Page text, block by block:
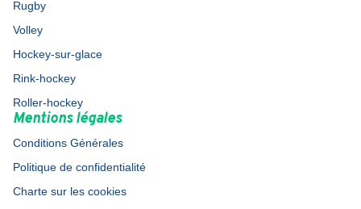
Rugby
Volley
Hockey-sur-glace
Rink-hockey
Roller-hockey
Mentions légales
Conditions Générales
Politique de confidentialité
Charte sur les cookies